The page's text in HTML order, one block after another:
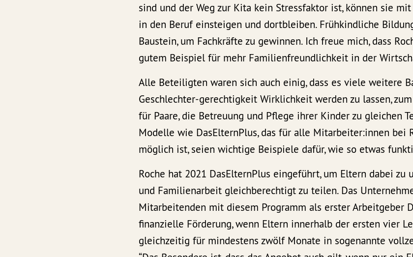
sind und der Weg zur Kita kein Stressfaktor ist, können sie
in den Beruf einsteigen und dortbleiben. Frühkindliche
Baustein, um Fachkräfte zu gewinnen. Ich freue mich, dass
gutem Beispiel für mehr Familienfreundlichkeit in der
Alle Beteiligten waren sich auch einig, dass es viele weitere
Geschlechter-gerechtigkeit Wirklichkeit werden zu lassen,
für Paare, die Betreuung und Pflege ihrer Kinder zu gleichen
Modelle wie DasElternPlus, das für alle Mitarbeiter:innen bei
möglich ist, seien wichtige Beispiele dafür, wie so etwas
Roche hat 2021 DasElternPlus eingeführt, um Eltern dabei zu
und Familienarbeit gleichberechtigt zu teilen. Das
Mitarbeitenden mit diesem Programm als erster Arbeitgeber
finanzielle Förderung, wenn Eltern innerhalb der ersten vier
gleichzeitig für mindestens zwölf Monate in sogenannte